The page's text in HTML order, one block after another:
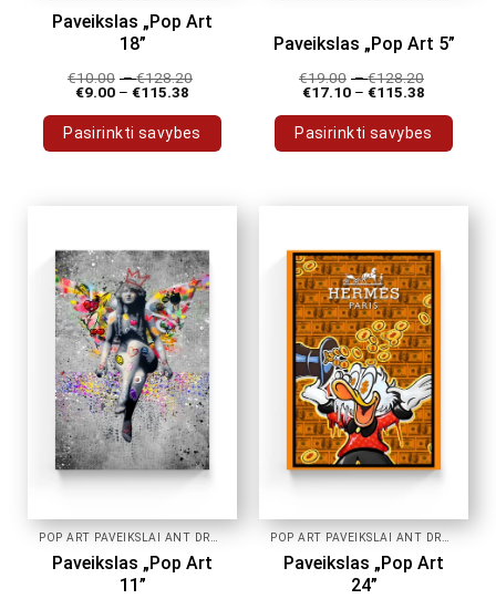
Paveikslas „Pop Art
18”
€10.00 –€128.20
€9.00 – €115.38
Pasirinkti savybes
variants.
The
options
may
be
chosen
on
the
product
page
Paveikslas „Pop Art 5”
€19.00 –€128.20
€17.10 – €115.38
Pasirinkti savybes
variants.
The
options
may
be
chosen
on
the
product
page
Paveikslas „Pop Art
11”
Paveikslas „Pop Art
24”